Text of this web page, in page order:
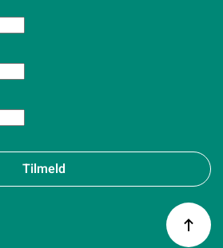
Tilmeld